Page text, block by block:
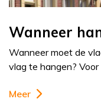
Wanneer
Wanneer moet de
vlag te hangen?
Meer